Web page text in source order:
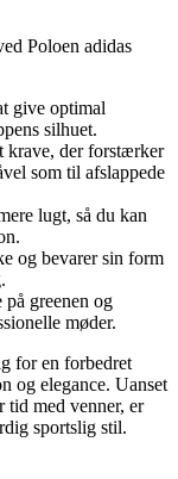
Poloen adidas
give optimal
silhuet.
krave, der forstærker
som til afslappede
lugt, så du kan
og bevarer sin form
greenen og
møder.
for en forbedret
og elegance. Uanset
med venner, er
sportslig stil.